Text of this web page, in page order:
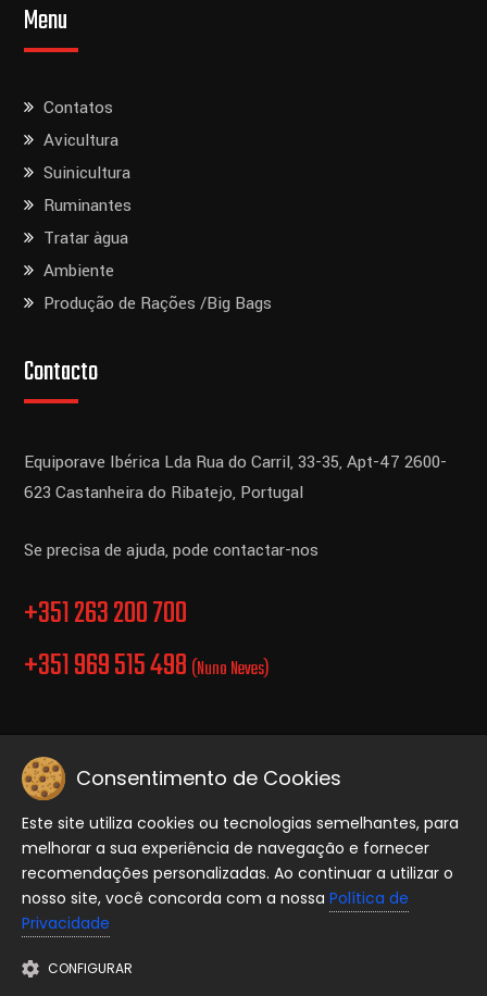
Menu
Contatos
Avicultura
Suinicultura
Ruminantes
Tratar àgua
Ambiente
Produção de Rações /Big Bags
Contacto
Equiporave Ibérica LdaRua do Carril, 33-35, Apt-47 2600-
623 Castanheira do Ribatejo, Portugal
Se precisa de ajuda, pode contactar-nos
+351 263 200 700
+351 969 515 498 (Nuno Neves)
Politica de Privacidade.
Copyright © 2026 Equiporave, Todos os direitos reservados..
Consentimento de Cookies
Este site utiliza cookies ou tecnologias semelhantes, para
melhorar a sua experiência de navegação e fornecer
recomendações personalizadas. Ao continuar a utilizar o
nosso site, você concorda com a nossa Política de
Privacidade
CONFIGURAR